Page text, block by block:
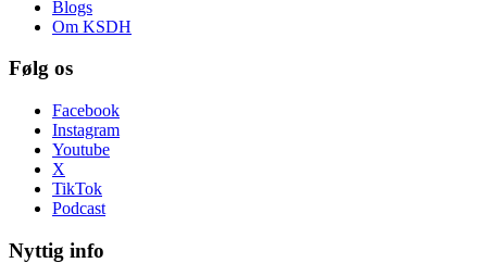
Blogs
Om KSDH
Følg os
Facebook
Instagram
Youtube
X
TikTok
Podcast
Nyttig info